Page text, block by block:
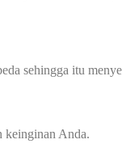
sehingga itu
keinginan Anda.